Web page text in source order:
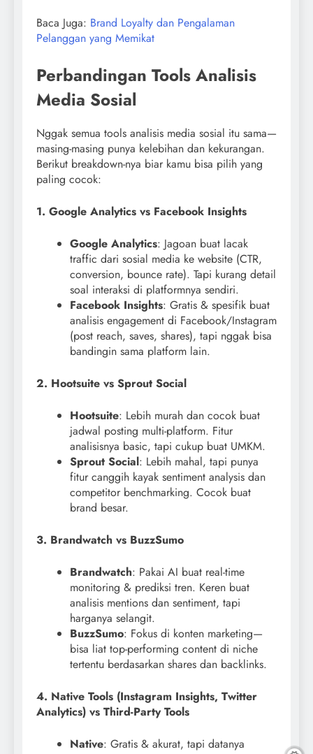
Baca Juga: Brand Loyalty dan Pengalaman
Pelanggan yang Memikat
Perbandingan Tools Analisis
Media Sosial
Nggak semua tools analisis media sosial itu sama—
masing-masing punya kelebihan dan kekurangan.
Berikut breakdown-nya biar kamu bisa pilih yang
paling cocok:
1. Google Analytics vs Facebook Insights
Google Analytics: Jagoan buat lacak
traffic dari sosial media ke website (CTR,
conversion, bounce rate). Tapi kurang detail
soal interaksi di platformnya sendiri.
Facebook Insights: Gratis & spesifik buat
analisis engagement di Facebook/Instagram
(post reach, saves, shares), tapi nggak bisa
bandingin sama platform lain.
2. Hootsuite vs Sprout Social
Hootsuite: Lebih murah dan cocok buat
jadwal posting multi-platform. Fitur
analisisnya basic, tapi cukup buat UMKM.
Sprout Social: Lebih mahal, tapi punya
fitur canggih kayak sentiment analysis dan
competitor benchmarking. Cocok buat
brand besar.
3. Brandwatch vs BuzzSumo
Brandwatch: Pakai AI buat real-time
monitoring & prediksi tren. Keren buat
analisis mentions dan sentiment, tapi
harganya selangit.
BuzzSumo: Fokus di konten marketing—
bisa liat top-performing content di niche
tertentu berdasarkan shares dan backlinks.
4. Native Tools (Instagram Insights, Twitter
Analytics) vs Third-Party Tools
Native: Gratis & akurat, tapi datanya